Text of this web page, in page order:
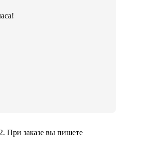
При заказе вы пишете